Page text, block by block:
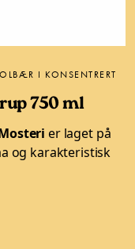
I KONSENTRERT
750 ml
er laget på
og karakteristisk